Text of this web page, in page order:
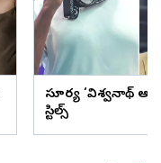
సూర్య ‘విశ్వనాథ్
స్టిల్స్